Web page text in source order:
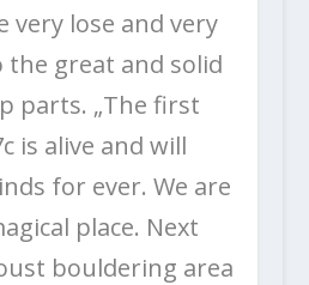
very lose and very
the great and solid
parts. „The first
is alive and will
for ever. We are
place. Next
bouldering area